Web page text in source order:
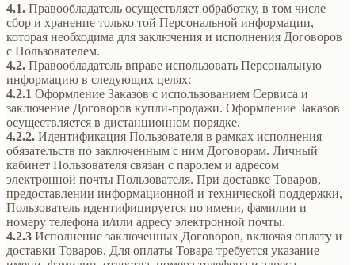
4.1. Правообладатель осуществляет обработку, в том числе
сбор и хранение только той Персональной информации,
которая необходима для заключения и исполнения Договоров
с Пользователем.
4.2. Правообладатель вправе использовать Персональную
информацию в следующих целях:
4.2.1 Оформление Заказов с использованием Сервиса и
заключение Договоров купли-продажи. Оформление Заказов
осуществляется в дистанционном порядке.
4.2.2. Идентификация Пользователя в рамках исполнения
обязательств по заключенным с ним Договорам. Личный
кабинет Пользователя связан с паролем и адресом
электронной почты Пользователя. При доставке Товаров,
предоставлении информационной и технической поддержки,
Пользователь идентифицируется по имени, фамилии и
номеру телефона и/или адресу электронной почты.
4.2.3 Исполнение заключенных Договоров, включая оплату и
доставки Товаров. Для оплаты Товара требуется указание